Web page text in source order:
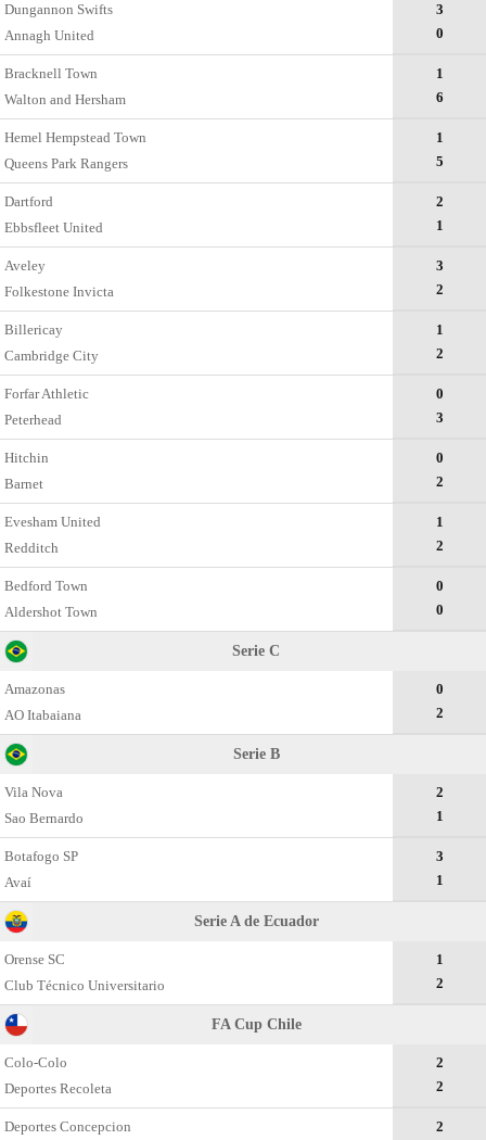
Dungannon Swifts
Annagh United
3
0
Bracknell Town
Walton and Hersham
1
6
Hemel Hempstead Town
Queens Park Rangers
1
5
Dartford
Ebbsfleet United
2
1
Aveley
Folkestone Invicta
3
2
Billericay
Cambridge City
1
2
Forfar Athletic
Peterhead
0
3
Hitchin
Barnet
0
2
Evesham United
Redditch
1
2
Bedford Town
Aldershot Town
0
0
Serie C
Amazonas
AO Itabaiana
0
2
Serie B
Vila Nova
Sao Bernardo
2
1
Botafogo SP
Avaí
3
1
Serie A de Ecuador
Orense SC
Club Técnico Universitario
1
2
FA Cup Chile
Colo-Colo
Deportes Recoleta
2
2
Deportes Concepcion 2